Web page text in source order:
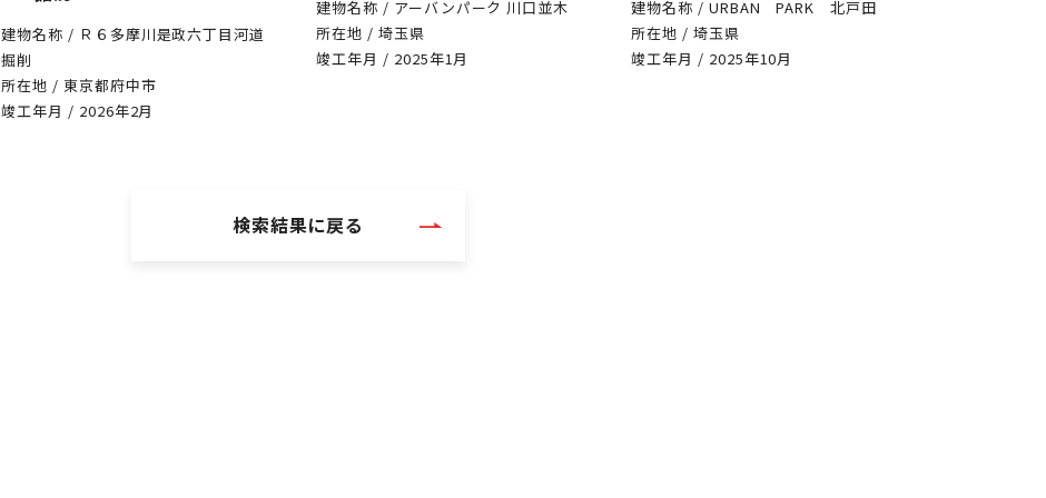
建物名称 / Ｒ６多摩川是政六丁目河道
掘削
所在地 / 東京都府中市
竣工年月 / 2026年2月
建物名称 / アーバンパーク 川口並木
所在地 / 埼玉県
竣工年月 / 2025年1月
建物名称 / URBAN PARK 北戸田
所在地 / 埼玉県
竣工年月 / 2025年10月
検索結果に戻る